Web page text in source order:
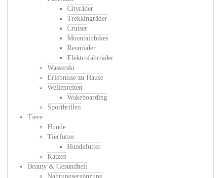
Cityräder
Trekkingräder
Cruiser
Mountainbikes
Rennräder
Elektrofahrräder
Wasserski
Erlebnisse zu Hause
Wellenreiten
Wakeboarding
Sportbrillen
Tiere
Hunde
Tierfutter
Hundefutter
Katzen
Beauty & Gesundheit
Nahrungsergänzung